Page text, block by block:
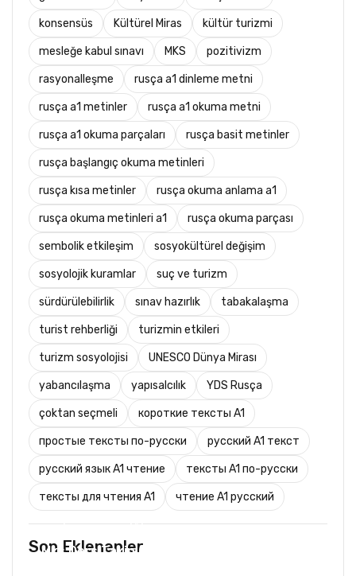
konsensüs Kültürel Miras kültür turizmi
mesleğe kabul sınavı MKS pozitivizm
rasyonalleşme rusça a1 dinleme metni
rusça a1 metinler rusça a1 okuma metni
rusça a1 okuma parçaları rusça basit metinler
rusça başlangıç okuma metinleri
rusça kısa metinler rusça okuma anlama a1
rusça okuma metinleri a1 rusça okuma parçası
sembolik etkileşim sosyokültürel değişim
sosyolojik kuramlar suç ve turizm
sürdürülebilirlik sınav hazırlık tabakalaşma
turist rehberliği turizmin etkileri
turizm sosyolojisi UNESCO Dünya Mirası
yabancılaşma yapısalcılık YDS Rusça
çoktan seçmeli короткие тексты A1
простые тексты по-русски русский A1 текст
русский язык A1 чтение тексты A1 по-русски
тексты для чтения A1 чтение A1 русский
Son Eklenenler
Mks Ders Takip (Turizm ve Mesleki Dersler